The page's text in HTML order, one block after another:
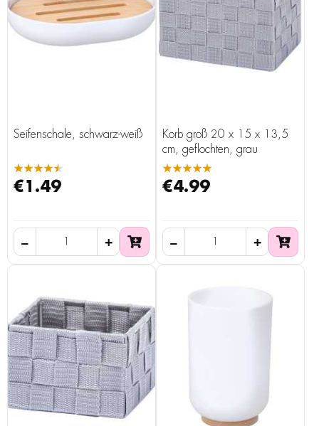
Seifenschale, schwarz-weiß
★★★★★
€1.49
Korb groß 20 x 15 x 13,5
cm, geflochten, grau
★★★★★
€4.99